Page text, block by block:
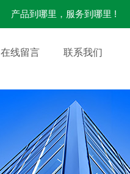
产品到哪里，服务到哪里 !
在线留言 联系我们